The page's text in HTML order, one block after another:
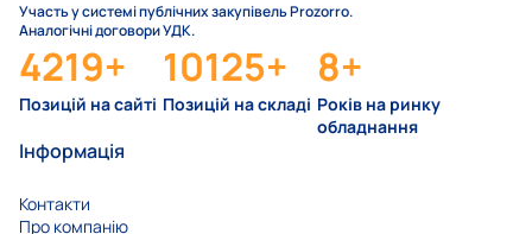
Участь у системі публічних закупівель Prozorro.
Аналогічні договори УДК.
8+
Років на ринку
обладнання
10125+
Позицій на складі
4219+
Позицій на сайті
Інформація
Контакти
Про компанію